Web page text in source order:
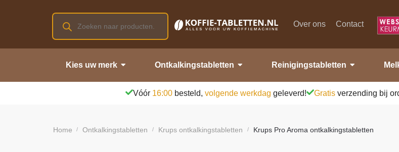
Over ons Contact
Kies uw merk Ontkalkingstabletten Reinigingstabletten
Vóór 16:00 besteld, volgende werkdag geleverd! Gratis verzending bij
Home / Ontkalkingstabletten / Krups ontkalkingstabletten / Krups Pro Aroma ontkalkingstabletten